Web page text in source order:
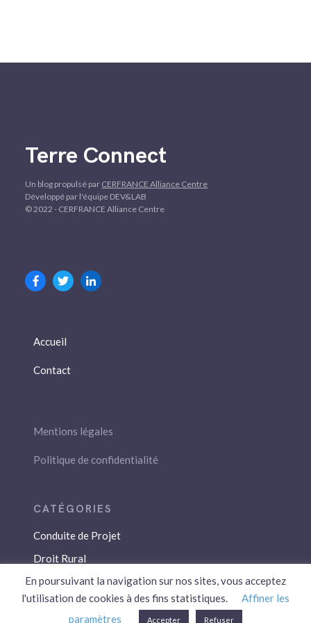
Terre Connect
Un blog propulsé par CERFRANCE Alliance Centre
Développé par l'équipe DEV&LAB
© 2022 - CERFRANCE Alliance Centre
Accueil
Contact
Mentions légales
Politique de confidentialité
Conduite de Projet
Droit Rural
Droit Social
Économie / Gestion
En poursuivant la navigation sur nos sites, vous acceptez
l'utilisation de cookies à des fins statistiques.
Affiner les
paramètres
Accepter Refuser